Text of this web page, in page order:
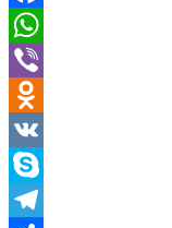
Facebook
WhatsApp
Viber
Odnoklassniki
VK
Skype